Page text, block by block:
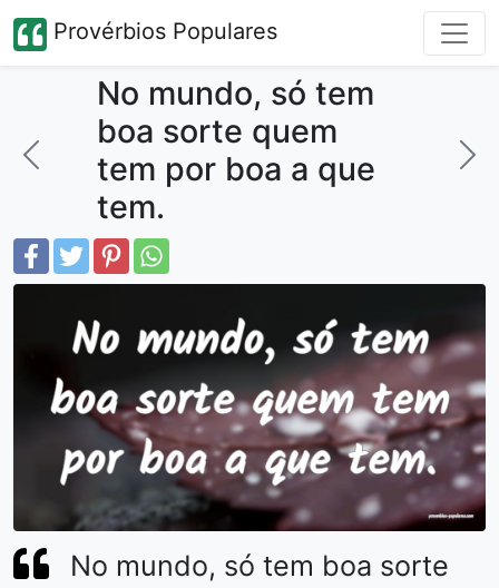
Provérbios Populares
No mundo, só tem
boa sorte quem
tem por boa a que
tem.
No mundo, só tem boa sorte